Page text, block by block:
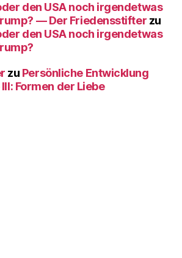
den USA noch irgendetwas
— Der Friedensstifter zu
den USA noch irgendetwas
zu Persönliche Entwicklung
Formen der Liebe